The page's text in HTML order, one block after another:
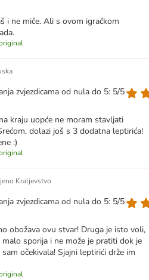
i ne miče. Ali s ovom igračkom
zvjezdicama od nula do 5: 5/5
kraju uopće ne moram stavljati
dolazi još s 3 dodatna leptirića!
:)
Kraljevstvo
zvjezdicama od nula do 5: 5/5
obožava ovu stvar! Druga je isto voli,
sporija i ne može je pratiti dok je
očekivala! Sjajni leptirići drže im